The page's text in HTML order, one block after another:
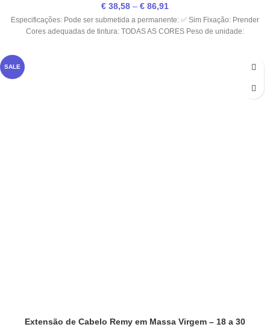
€ 38,58 – € 86,91
Especificações: Pode ser submetida a permanente: ✅ Sim Fixação: Prender
Cores adequadas de tintura: TODAS AS CORES Peso de unidade:
SALE
Extensão de Cabelo Remy em Massa Virgem – 18 a 30